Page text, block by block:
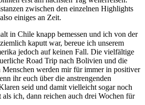
zwischen den einzelnen Highlights
einiges an Zeit.
in Chile knapp bemessen und ich von der
kaputt war, bereue ich unserem
jedoch auf keinen Fall. Die vielfältige
Road Trip nach Bolivien und die
werden mir für immer in positiver
ihr euch über die anstrengenden
seid und damit vielleicht sogar noch
ich, dann reichen auch drei Wochen für